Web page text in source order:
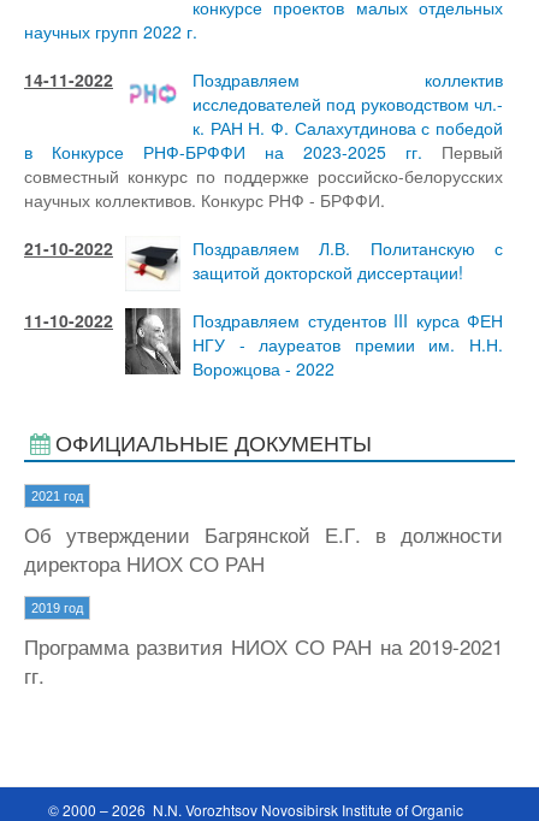
конкурсе проектов малых отдельных
научных групп 2022 г.
14-11-2022
Поздравляем коллектив
исследователей под руководством чл.-
к. РАН Н. Ф. Салахутдинова с победой
в Конкурсе РНФ-БРФФИ на 2023-2025 гг. Первый
совместный конкурс по поддержке российско-белорусских
научных коллективов. Конкурс РНФ - БРФФИ.
21-10-2022
Поздравляем Л.В. Политанскую с
защитой докторской диссертации!
11-10-2022
Поздравляем студентов III курса ФЕН
НГУ - лауреатов премии им. Н.Н.
Ворожцова - 2022
ОФИЦИАЛЬНЫЕ ДОКУМЕНТЫ
2021 год
Об утверждении Багрянской Е.Г. в должности
директора НИОХ СО РАН
2019 год
Программа развития НИОХ СО РАН на 2019-2021
гг.
© 2000 – 2026 N.N. Vorozhtsov Novosibirsk Institute of Organic